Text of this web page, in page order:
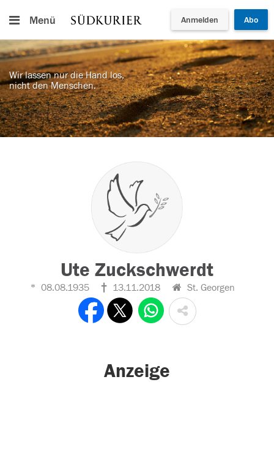
Menü Anmelden Abo
Wir lassen nur die Hand los,
nicht den Menschen.
Ute Zuckschwerdt
08.08.1935 13.11.2018 St. Georgen
Anzeige